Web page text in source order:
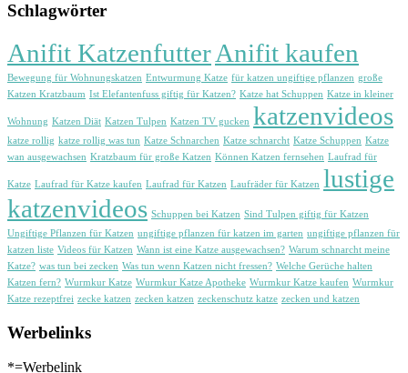
Schlagwörter
Anifit KatzenfutterAnifit kaufen
Bewegung für Wohnungskatzen Entwurmung Katze für katzen ungiftige pflanzen große
Katzen Kratzbaum Ist Elefantenfuss giftig für Katzen? Katze hat Schuppen Katze in kleiner
Wohnung Katzen Diät Katzen Tulpen Katzen TV gucken katzenvideos
katze rollig katze rollig was tun Katze Schnarchen Katze schnarcht Katze Schuppen Katze
wan ausgewachsen Kratzbaum für große Katzen Können Katzen fernsehen Laufrad für
Katze Laufrad für Katze kaufen Laufrad für Katzen Laufräder für Katzen lustige
katzenvideos Schuppen bei Katzen Sind Tulpen giftig für Katzen
Ungiftige Pflanzen für Katzen ungiftige pflanzen für katzen im garten ungiftige pflanzen für
katzen liste Videos für Katzen Wann ist eine Katze ausgewachsen? Warum schnarcht meine
Katze? was tun bei zecken Was tun wenn Katzen nicht fressen? Welche Gerüche halten
Katzen fern? Wurmkur Katze Wurmkur Katze Apotheke Wurmkur Katze kaufen Wurmkur
Katze rezeptfrei zecke katzen zecken katzen zeckenschutz katze zecken und katzen
Werbelinks
*=Werbelink